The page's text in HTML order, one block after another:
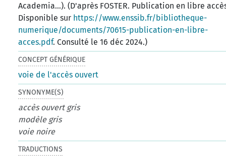
Academia…). (D'après FOSTER. Publication en libre
Disponible sur https://www.enssib.fr/bibliotheque-
numerique/documents/70615-publication-en-libre-
acces.pdf. Consulté le 16 déc 2024.)
CONCEPT GÉNÉRIQUE
voie de l'accès ouvert
SYNONYME(S)
accès ouvert gris
modèle gris
voie noire
TRADUCTIONS